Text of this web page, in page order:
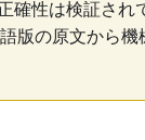
確性は検証され
版の原文から機